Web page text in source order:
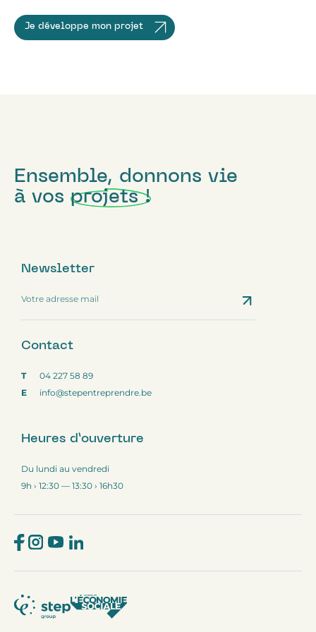
Je développe mon projet
Ensemble, donnons vie
à vos projets !
Newsletter
Phone
Contact
T
04 227 58 89
E
info@stepentreprendre.be
Heures d’ouverture
Du lundi au vendredi
9h › 12:30 — 13:30 › 16h30